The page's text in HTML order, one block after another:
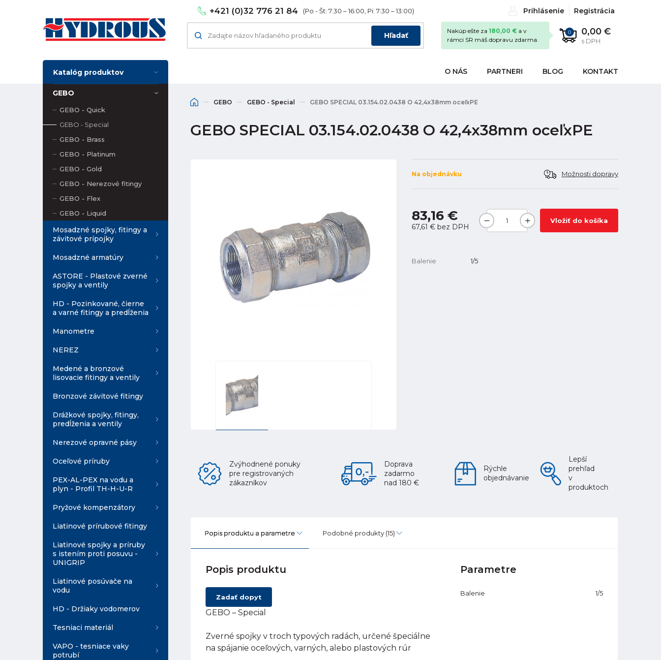
+421 (0)32 776 21 84 (Po - Št: 7:30 – 16:00, Pi: 7:30 – 13:00) Prihlásenie Registrácia
Hľadať 0 0,00 €
s DPH
Nakúp ešte za 180,00 € a v
rámci SR máš dopravu zdarma.
O NÁS PARTNERI BLOG KONTAKT
Katalóg produktov
GEBO
GEBO - Quick
GEBO - Special
GEBO - Brass
GEBO - Platinum
GEBO - Gold
GEBO - Nerezové fitingy
GEBO - Flex
GEBO - Liquid
Mosadzné spojky, fitingy a
závitové prípojky
Mosadzné armatúry
ASTORE - Plastové zverné
spojky a ventily
HD - Pozinkované, čierne
a varné fitingy a predĺženia
Manometre
NEREZ
Medené a bronzové
lisovacie fitingy a ventily
Bronzové závitové fitingy
Drážkové spojky, fitingy,
predĺženia a ventily
Nerezové opravné pásy
Oceľové príruby
PEX-AL-PEX na vodu a
plyn - Profil TH-H-U-R
Pryžové kompenzátory
Liatinové prírubové fitingy
Liatinové spojky a príruby
s istením proti posuvu -
UNIGRIP
Liatinové posúvače na
vodu
HD - Držiaky vodomerov
Tesniaci materiál
VAPO - tesniace vaky
potrubí
GEBO GEBO - Special GEBO SPECIAL 03.154.02.0438 O 42,4x38mm oceľxPE
GEBO SPECIAL 03.154.02.0438 O 42,4x38mm oceľxPE
Na objednávku Možnosti dopravy
83,16 €
67,61 € bez DPH
Vložiť do košíka
Balenie 1/5
Zvýhodnené ponuky
pre registrovaných
zákazníkov
Doprava
zadarmo
nad 180 €
Rýchle
objednávanie
Lepší
prehľad
v
produktoch
Popis produktu a parametre Podobné produkty (15)
Popis produktu
Zadať dopyt
GEBO – Special
Zverné spojky v troch typových radách, určené špeciálne
na spájanie oceľových, varných, alebo plastových rúr
Parametre
Balenie 1/5